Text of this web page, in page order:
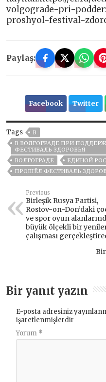
volgograde-pri-
proshyol-festival-
Paylaş:
Facebook Twitter
Tags
В
В ВОЛГОГРАДЕ ПРИ
ФЕСТИВАЛЬ ЗДОРОВЬЯ
ВОЛГОГРАДЕ
ЕДИНОЙ
ПРОШЁЛ ФЕСТИВАЛЬ
Previous
Birleşik Rusya Partisi,
Rostov-on-Don’daki
ve spor oyun
büyük ölçekli bir
çalışması
Bir yanıt yazın
E-posta adresiniz
işaretlenmişlerdir
Yorum *